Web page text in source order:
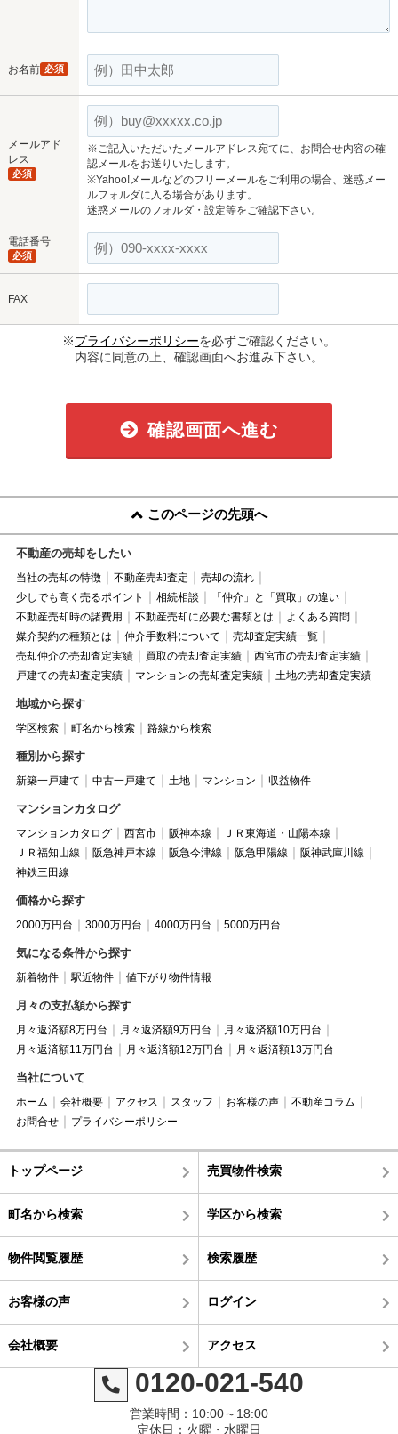
お名前 必須
メールアド
レス
必須
※ご記入いただいたメールアドレス宛てに、お問合せ内容の確
認メールをお送りいたします。
※Yahoo!メールなどのフリーメールをご利用の場合、迷惑メー
ルフォルダに入る場合があります。
迷惑メールのフォルダ・設定等をご確認下さい。
電話番号
必須
FAX
※プライバシーポリシーを必ずご確認ください。
内容に同意の上、確認画面へお進み下さい。
確認画面へ進む
このページの先頭へ
不動産の売却をしたい
当社の売却の特徴 不動産売却査定
売却の流れ
少しでも高く売るポイント
相続相談
「仲介」と「買取」の違い
不動産売却時の諸費用
不動産売却に必要な書類とは
よくある質問
媒介契約の種類とは
仲介手数料について
売却査定実績一覧
売却仲介の売却査定実績
買取の売却査定実績
西宮市の売却査定実績
戸建ての売却査定実績
マンションの売却査定実績 土地の売却査定実績
地域から探す
学区検索 町名から検索 路線から検索
種別から探す
新築一戸建て 中古一戸建て 土地 マンション 収益物件
マンションカタログ
マンションカタログ 西宮市 阪神本線
ＪＲ東海道・山陽本線
ＪＲ福知山線
阪急神戸本線 阪急今津線 阪急甲陽線
阪神武庫川線
神鉄三田線
価格から探す
2000万円台 3000万円台 4000万円台 5000万円台
気になる条件から探す
新着物件 駅近物件 値下がり物件情報
月々の支払額から探す
月々返済額8万円台 月々返済額9万円台
月々返済額10万円台
月々返済額11万円台
月々返済額12万円台 月々返済額13万円台
当社について
ホーム 会社概要 アクセス スタッフ お客様の声
不動産コラム
お問合せ
プライバシーポリシー
トップページ 売買物件検索
町名から検索 学区から検索
物件閲覧履歴 検索履歴
お客様の声 ログイン
会社概要 アクセス
0120-021-540
営業時間：10:00～18:00
定休日：火曜・水曜日